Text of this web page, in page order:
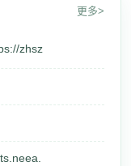
更多>
zhsz